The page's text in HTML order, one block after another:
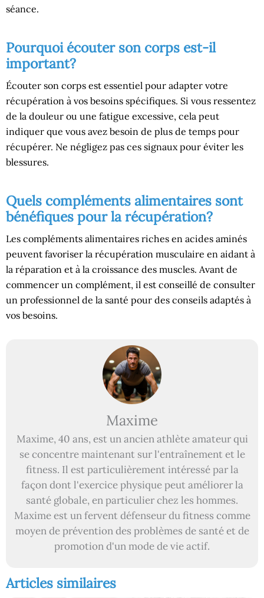
séance.
Pourquoi écouter son corps est-il
important?
Écouter son corps est essentiel pour adapter votre
récupération à vos besoins spécifiques. Si vous ressentez
de la douleur ou une fatigue excessive, cela peut
indiquer que vous avez besoin de plus de temps pour
récupérer. Ne négligez pas ces signaux pour éviter les
blessures.
Quels compléments alimentaires sont
bénéfiques pour la récupération?
Les compléments alimentaires riches en acides aminés
peuvent favoriser la récupération musculaire en aidant à
la réparation et à la croissance des muscles. Avant de
commencer un complément, il est conseillé de consulter
un professionnel de la santé pour des conseils adaptés à
vos besoins.
Maxime
Maxime, 40 ans, est un ancien athlète amateur qui
se concentre maintenant sur l'entraînement et le
fitness. Il est particulièrement intéressé par la
façon dont l'exercice physique peut améliorer la
santé globale, en particulier chez les hommes.
Maxime est un fervent défenseur du fitness comme
moyen de prévention des problèmes de santé et de
promotion d'un mode de vie actif.
Articles similaires